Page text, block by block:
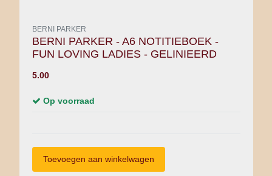
BERNI PARKER
BERNI PARKER - A6 NOTITIEBOEK -
FUN LOVING LADIES - GELINIEERD
5.00
Op voorraad